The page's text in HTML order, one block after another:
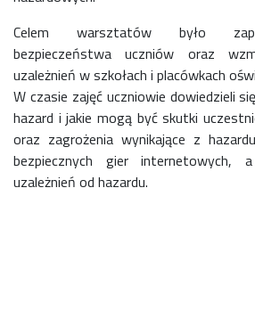
Celem warsztatów było
bezpieczeństwa uczniów oraz
uzależnień w szkołach i placówkach
W czasie zajęć uczniowie dowiedzieli
hazard i jakie mogą być skutki
oraz zagrożenia wynikające z
bezpiecznych gier
uzależnień od hazardu.